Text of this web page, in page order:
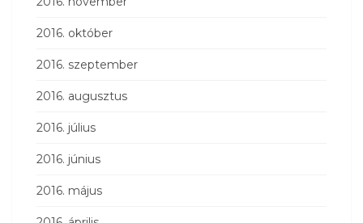
2016. október
2016. szeptember
2016. augusztus
2016. július
2016. június
2016. május